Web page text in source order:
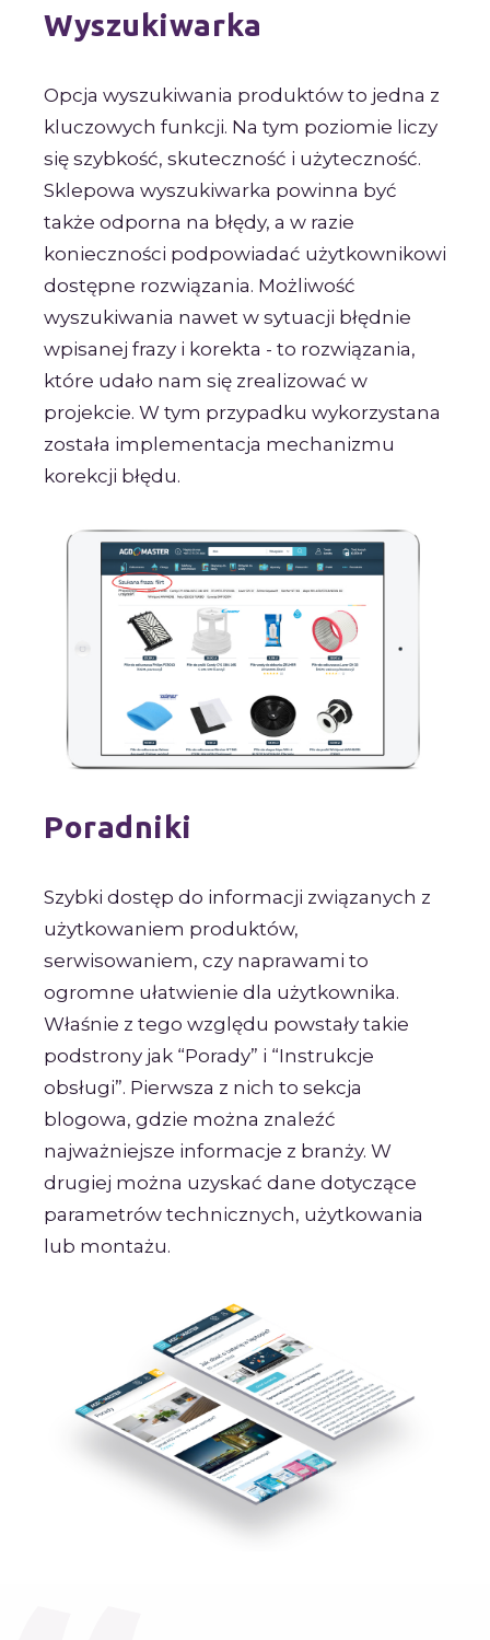
Wyszukiwarka
Opcja wyszukiwania produktów to jedna z
kluczowych funkcji. Na tym poziomie liczy
się szybkość, skuteczność i użyteczność.
Sklepowa wyszukiwarka powinna być
także odporna na błędy, a w razie
konieczności podpowiadać użytkownikowi
dostępne rozwiązania. Możliwość
wyszukiwania nawet w sytuacji błędnie
wpisanej frazy i korekta - to rozwiązania,
które udało nam się zrealizować w
projekcie. W tym przypadku wykorzystana
została implementacja mechanizmu
korekcji błędu.
Poradniki
Szybki dostęp do informacji związanych z
użytkowaniem produktów,
serwisowaniem, czy naprawami to
ogromne ułatwienie dla użytkownika.
Właśnie z tego względu powstały takie
podstrony jak “Porady” i “Instrukcje
obsługi”. Pierwsza z nich to sekcja
blogowa, gdzie można znaleźć
najważniejsze informacje z branży. W
drugiej można uzyskać dane dotyczące
parametrów technicznych, użytkowania
lub montażu.